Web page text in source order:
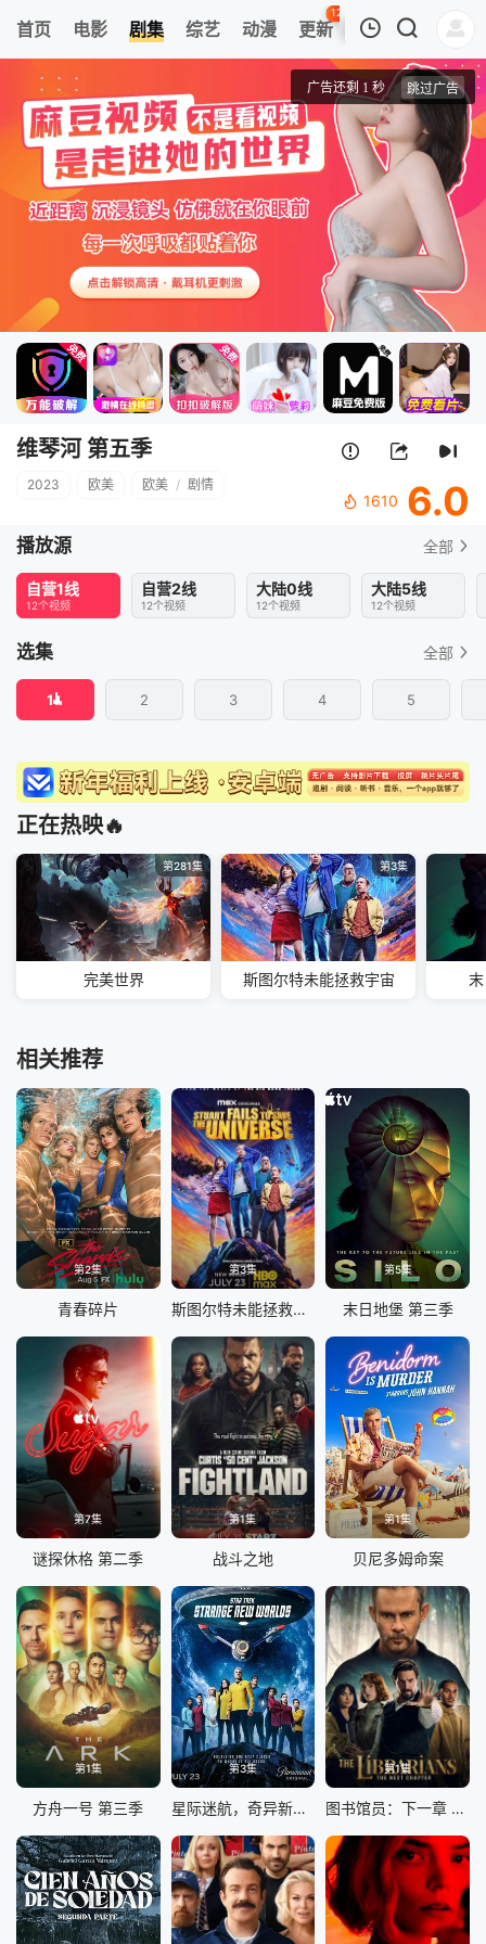
首页 电影 剧集 综艺 动漫 更新
120
热榜 APP
1
维琴河 第五季
清空
维琴河 第五季
2023 欧美 欧美 / 剧情
1610 6.0
播放源 全部
自营1线
12个视频
自营2线
12个视频
大陆0线
12个视频
大陆5线
12个视频
选集 全部
1 2 3 4 5
正在热映🔥
第281集
完美世界
第3集
斯图尔特未能拯救宇宙
相关推荐
第2集
青春碎片
第3集
斯图尔特未能拯救宇宙
第5集
末日地堡 第三季
第7集
谜探休格 第二季
第1集
战斗之地
第1集
贝尼多姆命案
第1集
方舟一号 第三季
第3集
星际迷航，奇异新世界第四季
第1集
图书馆员：下一章 第二季